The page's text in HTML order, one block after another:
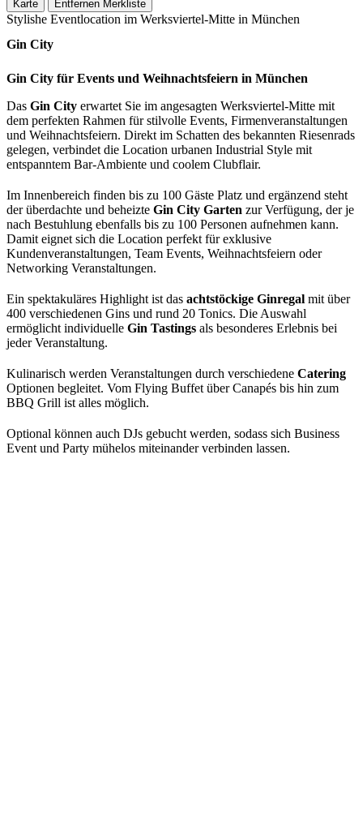
Karte Entfernen Merkliste
Stylishe Eventlocation im Werksviertel-Mitte in München
Gin City
Gin City für Events und Weihnachtsfeiern in München
Das Gin City erwartet Sie im angesagten Werksviertel-Mitte mit
dem perfekten Rahmen für stilvolle Events, Firmenveranstaltungen
und Weihnachtsfeiern. Direkt im Schatten des bekannten Riesenrads
gelegen, verbindet die Location urbanen Industrial Style mit
entspanntem Bar-Ambiente und coolem Clubflair.
Im Innenbereich finden bis zu 100 Gäste Platz und ergänzend steht
der überdachte und beheizte Gin City Garten zur Verfügung, der je
nach Bestuhlung ebenfalls bis zu 100 Personen aufnehmen kann.
Damit eignet sich die Location perfekt für exklusive
Kundenveranstaltungen, Team Events, Weihnachtsfeiern oder
Networking Veranstaltungen.
Ein spektakuläres Highlight ist das achtstöckige Ginregal mit über
400 verschiedenen Gins und rund 20 Tonics. Die Auswahl
ermöglicht individuelle Gin Tastings als besonderes Erlebnis bei
jeder Veranstaltung.
Kulinarisch werden Veranstaltungen durch verschiedene Catering
Optionen begleitet. Vom Flying Buffet über Canapés bis hin zum
BBQ Grill ist alles möglich.
Optional können auch DJs gebucht werden, sodass sich Business
Event und Party mühelos miteinander verbinden lassen.